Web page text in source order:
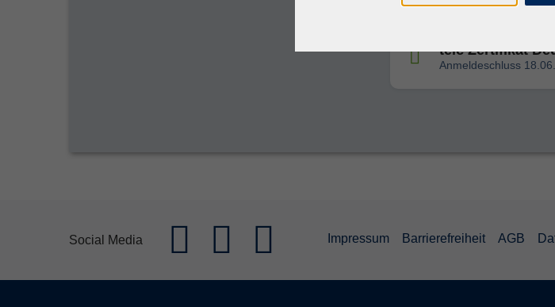
telc Zertifikat
Anmeldeschluss
Social Media Impressum Barrierefreiheit AGB